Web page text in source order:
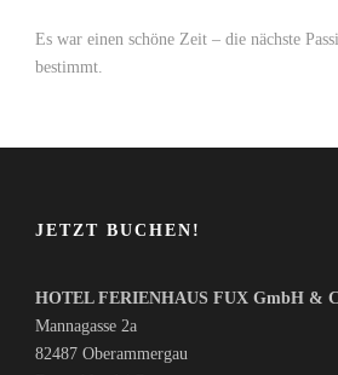
Es war einen schöne Zeit – die nächste
bestimmt.
JETZT BUCHEN!
HOTEL FERIENHAUS FUX GmbH &
Mannagasse 2a
82487 Oberammergau